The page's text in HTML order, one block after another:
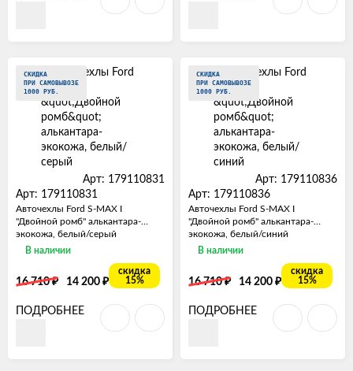
СКИДКА
ПРИ САМОВЫВОЗЕ
1000 РУБ.
Арт: 179110831
Арт: 179110831
Авточехлы Ford S-MAX I
"Двойной ромб" алькантара-
экокожа, белый/серый
В наличии
16 710₽ 14 200 ₽
скидка
15%
ПОДРОБНЕЕ
СКИДКА
ПРИ САМОВЫВОЗЕ
1000 РУБ.
Арт: 179110836
Арт: 179110836
Авточехлы Ford S-MAX I
"Двойной ромб" алькантара-
экокожа, белый/синий
В наличии
16 710₽ 14 200 ₽
скидка
15%
ПОДРОБНЕЕ